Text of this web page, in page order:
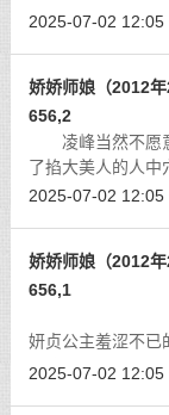
「皇上，她都招了
2025-07-02 12:05
娇娇师娘（2012
656,2
凌峰当然不愿意
了掐大美人的人中
2025-07-02 12:05
娇娇师娘（2012
656,1
第２３４
妍贞公主羞涩不已
且这个脚步声是自
2025-07-02 12:05